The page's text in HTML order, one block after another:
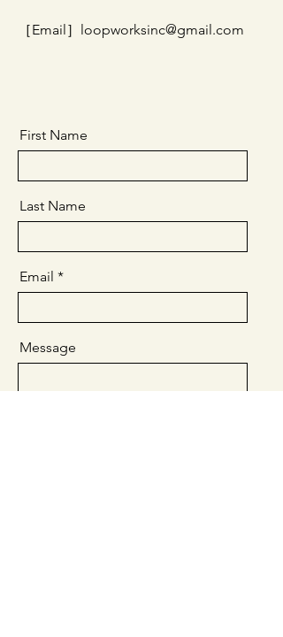
［Email］ loopworksinc@gmail.com
First Name
Last Name
Email
Message